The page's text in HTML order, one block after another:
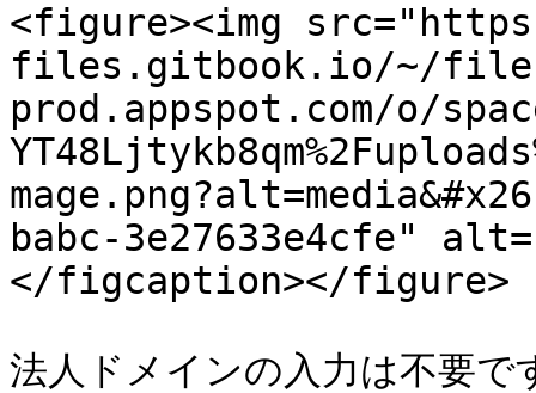
<figure><img
files.gitbook.io/~/
prod.appspot.com/o/
babc-3e27633e4cfe"
</figcaption></figure>
法人ドメインの入力は不要